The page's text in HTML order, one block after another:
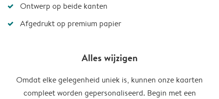
Ontwerp op beide kanten
Afgedrukt op premium papier
Alles wijzigen
Omdat elke gelegenheid uniek is, kunnen onze kaarten
compleet worden gepersonaliseerd. Begin met een